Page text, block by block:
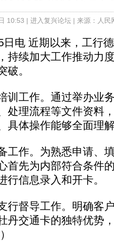
10:53 | 进入复兴论坛 | 来源：人
电 近期以来，工行德
持续加大工作推动力
破。
工作。通过举办业
处理流程等文件资料
具体操作能够全面理
作。为熟悉申请、
首先为内部符合条件
行信息录入和开卡。
督导工作。明确客
丹交通卡的独特优势